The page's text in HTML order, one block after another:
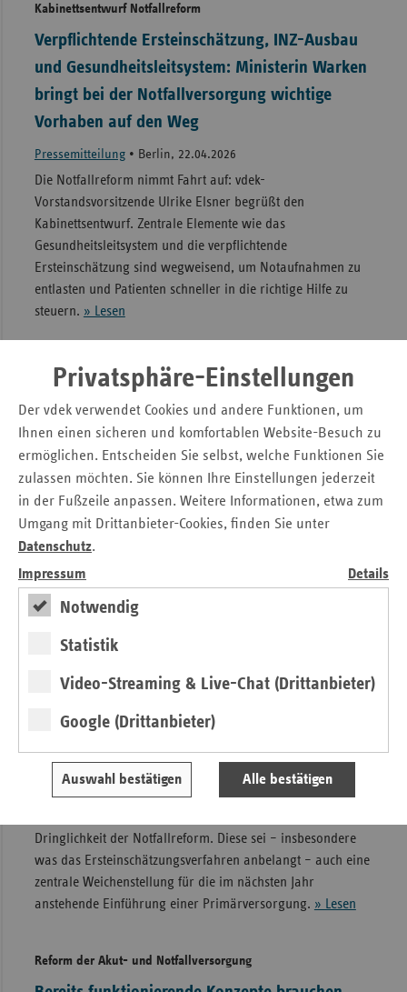
Privatsphäre-Einstellungen
Der vdek verwendet Cookies und andere Funktionen, um
Ihnen einen sicheren und komfortablen Website-Besuch zu
ermöglichen. Entscheiden Sie selbst, welche Funktionen Sie
zulassen möchten. Sie können Ihre Einstellungen jederzeit
in der Fußzeile anpassen. Weitere Informationen, etwa zum
Umgang mit Drittanbieter-Cookies, finden Sie unter
Datenschutz.
Impressum
Details
Notwendig
Statistik
Video-Streaming & Live-Chat (Drittanbieter)
Google (Drittanbieter)
Auswahl bestätigen Alle bestätigen
Kabinettsentwurf Notfallreform
Verpflichtende Ersteinschätzung, INZ-Ausbau
und Gesundheitsleitsystem: Ministerin Warken
bringt bei der Notfallversorgung wichtige
Vorhaben auf den Weg
Pressemitteilung• Berlin, 22.04.2026
Die Notfallreform nimmt Fahrt auf: vdek-
Vorstandsvorsitzende Ulrike Elsner begrüßt den
Kabinettsentwurf. Zentrale Elemente wie das
Gesundheitsleitsystem und die verpflichtende
Ersteinschätzung sind wegweisend, um Notaufnahmen zu
entlasten und Patienten schneller in die richtige Hilfe zu
steuern. » Lesen
Kabinettsentwurf muss kommen
Rettungsdienstreform: Regierungsparteien
müssen endlich liefern
Pressemitteilung•Berlin, 25.02.2026
Anlässlich der Anhörung im Bundestag zur Reform von
Notfallversorgung und Rettungsdienst fordert der vdek
einen zügigen Kabinettsbeschluss. Verbindliche
Ersteinschätzung, Integrierte Notfallzentren und klare
Zuständigkeiten müssen jetzt gesetzlich geregelt werden.
» Lesen
Notfallversorgung
das Gelingen der Notfallreform
Mit Blick auf die Anhörung des Referentenentwurfs im BMG
Dringlichkeit der Notfallreform. Diese sei – insbesondere
was das Ersteinschätzungsverfahren anbelangt – auch eine
zentrale Weichenstellung für die im nächsten Jahr
anstehende Einführung einer Primärversorgung. » Lesen
Reform der Akut- und Notfallversorgung